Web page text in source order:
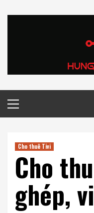
Menu
Cho thuê Tivi
Cho
ghép,